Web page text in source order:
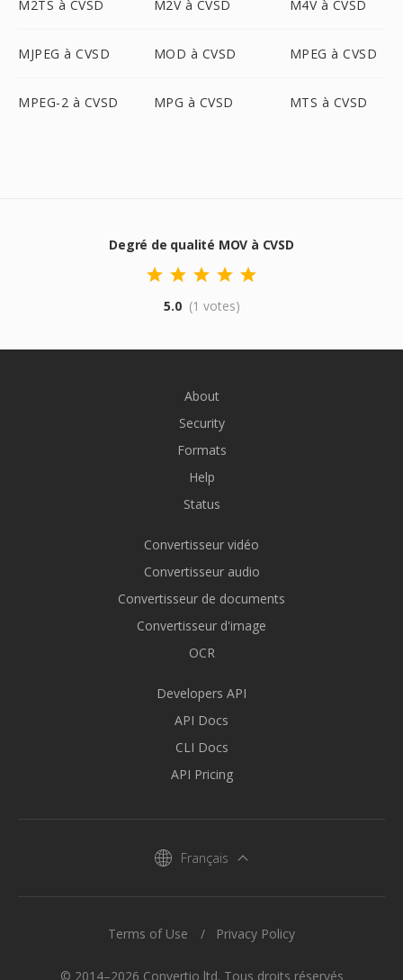
M2TS à CVSD M2V à CVSD M4V à CVSD
MJPEG à CVSD MOD à CVSD MPEG à CVSD
MPEG-2 à CVSD MPG à CVSD MTS à CVSD
Degré de qualité MOV à CVSD
5.0 (1 votes)
About
Security
Formats
Help
Status
Convertisseur vidéo
Convertisseur audio
Convertisseur de documents
Convertisseur d'image
OCR
Developers API
API Docs
CLI Docs
API Pricing
Français
© 2014–2026 Convertio ltd. Tous droits réservés
Terms of Use Privacy Policy